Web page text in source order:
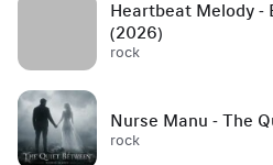
Heartbeat Melody -
(2026)
rock
Nurse Manu - The
rock